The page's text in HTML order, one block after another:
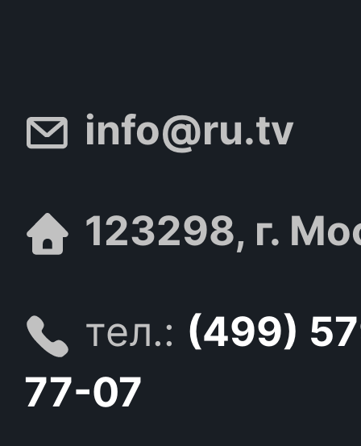
info@ru.tv
123298, г.
тел.: (499)
77-07